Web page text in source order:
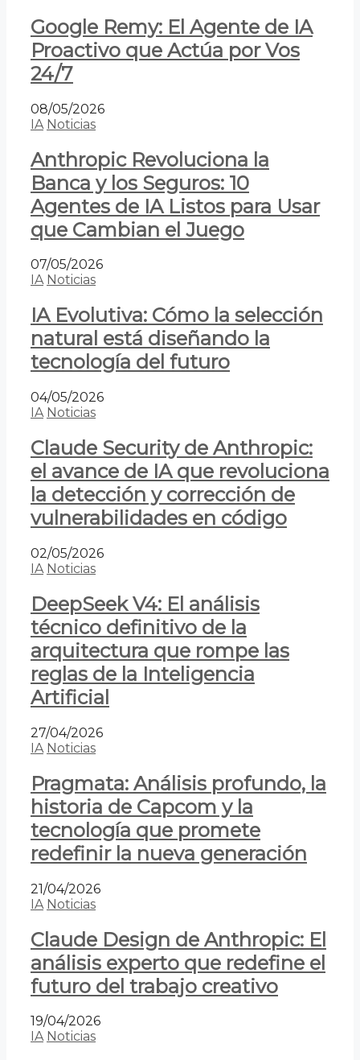
Google Remy: El Agente de IA
Proactivo que Actúa por Vos
24/7
08/05/2026
IA Noticias
Anthropic Revoluciona la
Banca y los Seguros: 10
Agentes de IA Listos para Usar
que Cambian el Juego
07/05/2026
IA Noticias
IA Evolutiva: Cómo la selección
natural está diseñando la
tecnología del futuro
04/05/2026
IA Noticias
Claude Security de Anthropic:
el avance de IA que revoluciona
la detección y corrección de
vulnerabilidades en código
02/05/2026
IA Noticias
DeepSeek V4: El análisis
técnico definitivo de la
arquitectura que rompe las
reglas de la Inteligencia
Artificial
27/04/2026
IA Noticias
Pragmata: Análisis profundo, la
historia de Capcom y la
tecnología que promete
redefinir la nueva generación
21/04/2026
IA Noticias
Claude Design de Anthropic: El
análisis experto que redefine el
futuro del trabajo creativo
19/04/2026
IA Noticias